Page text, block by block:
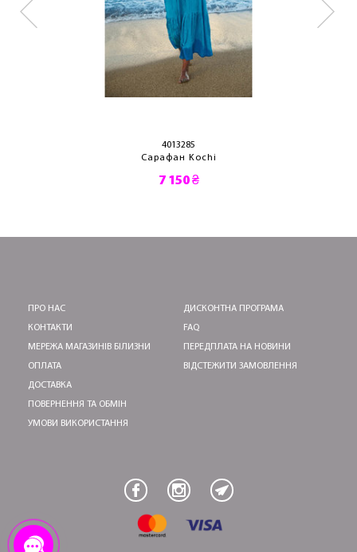
4013285
Сарафан Kochi
7 150 ₴
ПРО НАС
КОНТАКТИ
МЕРЕЖА МАГАЗИНІВ БІЛИЗНИ
ОПЛАТА
ДОСТАВКА
ПОВЕРНЕННЯ ТА ОБМІН
УМОВИ ВИКОРИСТАННЯ
ДИСКОНТНА ПРОГРАМА
FAQ
ПЕРЕДПЛАТА НА НОВИНИ
ВІДСТЕЖИТИ ЗАМОВЛЕННЯ